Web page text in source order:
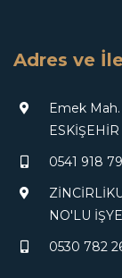
Adres ve
Emek
ESKİŞEHİR
0541 918
NO'LU
0530 782